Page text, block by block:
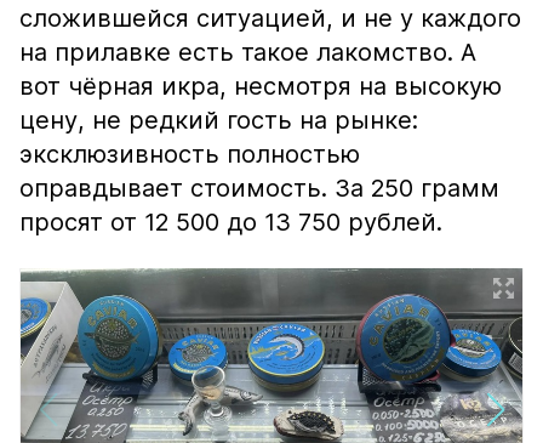
сложившейся ситуацией, и не у каждого
на прилавке есть такое лакомство. А
вот чёрная икра, несмотря на высокую
цену, не редкий гость на рынке:
эксклюзивность полностью
оправдывает стоимость. За 250 грамм
просят от 12 500 до 13 750 рублей.